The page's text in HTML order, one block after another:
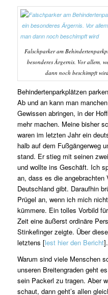
Falschparker am
besonderes Ärgernis. Vor allem,
dann noch beschimpft
Behindertenparkplätzen
Ab und an kann man
Gewissen abringen, in der
mehr machen. Meine bisher
waren im letzten Jahr ein
halb auf dem Fußgängerweg
stand. Er stieg mit seinen
und wollte ins Geschäft. Ich
an, dass es die angebrachten
Deutschland gibt. Daraufhin
Prügel an, wenn ich mich
kümmere. Ein tolles Vorbild
Zeit eine äußerst ordinäre
Stinkefinger zeigte. Über
letztens [lest hier den Bericht].
Warum sind viele Menschen
unseren Breitengraden geht
sein Packerl zu tragen. Aber
schaut, dann geht’s allen